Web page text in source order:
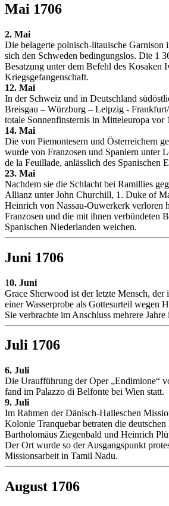
Mai 1706
2. Mai
Die belagerte polnisch-litauische Garnison
sich den Schweden bedingungslos. Die 1
Besatzung unter dem Befehl des Kosaken
Kriegsgefangenschaft.
12. Mai
In der Schweiz und in Deutschland
Breisgau – Würzburg – Leipzig -
totale Sonnenfinsternis in Mitteleuropa vor
14. Mai
Die von Piemontesern und Österreichern
wurde von Franzosen und Spaniern unter
de la Feuillade, anlässlich des Spanischen
23. Mai
Nachdem sie die Schlacht bei Ramillies
Allianz unter John Churchill, 1. Duke of
Heinrich von Nassau-Ouwerkerk verloren
Franzosen und die mit ihnen verbündeten
Spanischen Niederlanden weichen.
Juni 1706
10. Juni
Grace Sherwood ist der letzte Mensch,
einer Wasserprobe als Gottesurteil wegen
Sie verbrachte im Anschluss mehrere
Juli 1706
6. Juli
Die Uraufführung der Oper „Endimione“
fand im Palazzo di Belfonte bei Wien statt.
9. Juli
Im Rahmen der Dänisch-Halleschen
Kolonie Tranquebar betraten die deutschen
Bartholomäus Ziegenbald und Heinrich
Der Ort wurde so der Ausgangspunkt
Missionsarbeit in Tamil Nadu.
August 1706